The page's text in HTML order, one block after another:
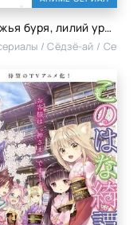
Медвежья буря, лилий ураган
/ Сёдзё-ай /